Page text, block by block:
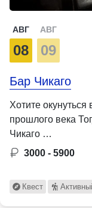
АВГ
08
АВГ
09
Бар Чикаго
Хотите
прошлого века
Чикаго …
3000 - 5900
Квест